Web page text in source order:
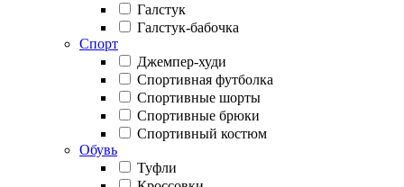
Галстук
Галстук-бабочка
Спорт
Джемпер-худи
Спортивная футболка
Спортивные шорты
Спортивные брюки
Спортивный костюм
Обувь
Туфли